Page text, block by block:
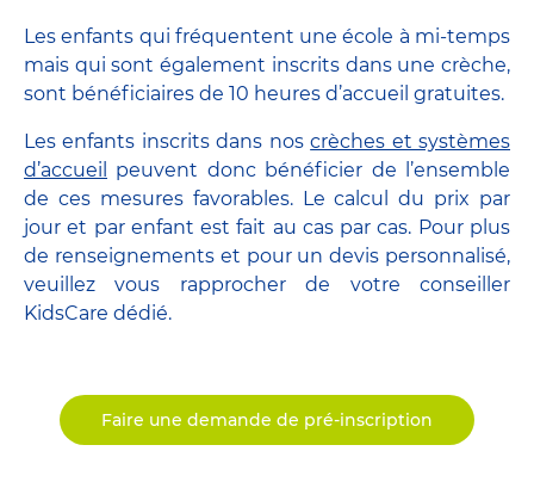
Les enfants qui fréquentent une école à mi-temps
mais qui sont également inscrits dans une crèche,
sont bénéficiaires de 10 heures d’accueil gratuites.
Les enfants inscrits dans noscrèches et systèmes
d’accueil
peuvent donc bénéficier de l’ensemble
de ces mesures favorables. Le calcul du prix par
jour et par enfant est fait au cas par cas. Pour plus
de renseignements et pour un devis personnalisé,
veuillez vous rapprocher de votre conseiller
KidsCare dédié.
Faire une demande de pré-inscription